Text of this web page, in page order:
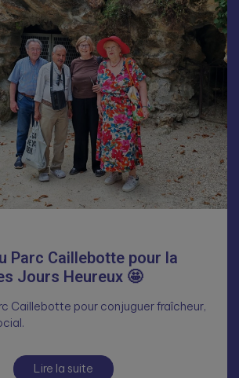
Parc Caillebotte pour la
Jours Heureux 🤩
Caillebotte pour conjuguer fraîcheur,
Lire la suite